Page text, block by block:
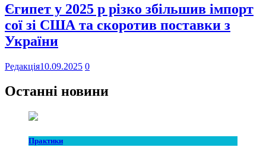
Єгипет у 2025 р різко збільшив імпорт
сої зі США та скоротив поставки з
України
Редакція10.09.2025 0
Останні новини
Практики